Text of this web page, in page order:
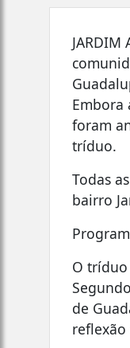
Embora
foram
tríduo.
Todas
bairro
O
de
reflexão